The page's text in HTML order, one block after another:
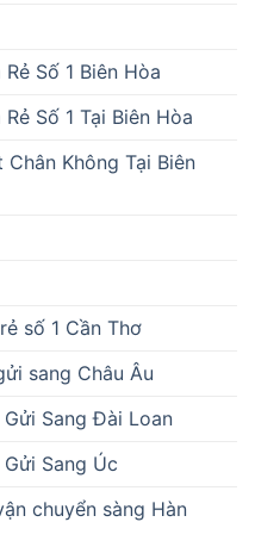
Số 1 Biên Hòa
Số 1 Tại Biên Hòa
Không Tại Biên
số 1 Cần Thơ
sang Châu Âu
Sang Đài Loan
Sang Úc
chuyển sàng Hàn